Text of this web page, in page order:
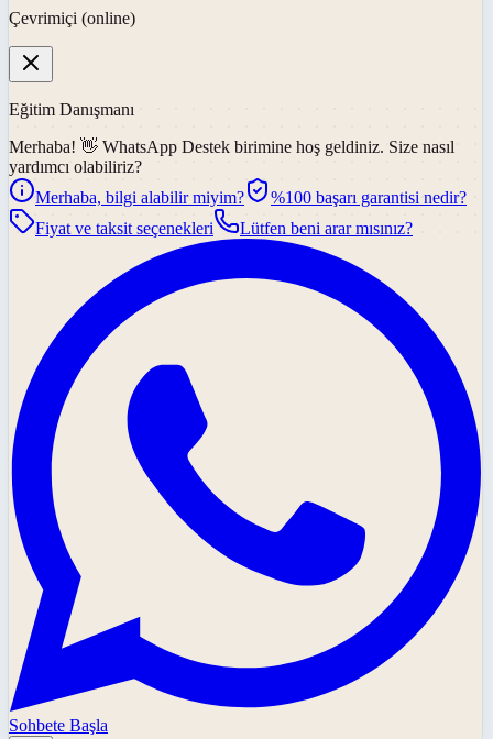
Çevrimiçi (online)
Eğitim Danışmanı
Merhaba! 👋 WhatsApp Destek birimine hoş geldiniz. Size nasıl
yardımcı olabiliriz?
Merhaba, bilgi alabilir miyim?
%100 başarı garantisi nedir?
Fiyat ve taksit seçenekleri
Lütfen beni arar mısınız?
Sohbete Başla